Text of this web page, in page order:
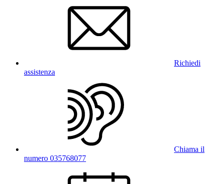
Richiedi
assistenza
Chiama il
numero 035768077